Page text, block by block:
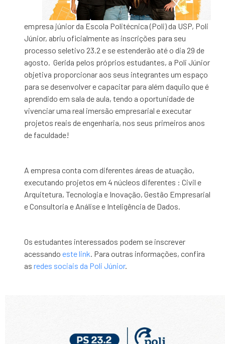
empresa júnior da Escola Politécnica (Poli) da USP, Poli
Júnior, abriu oficialmente as inscrições para seu
processo seletivo 23.2 e se estenderão até o dia 29 de
agosto. Gerida pelos próprios estudantes, a Poli Júnior
objetiva proporcionar aos seus integrantes um espaço
para se desenvolver e capacitar para além daquilo que é
aprendido em sala de aula, tendo a oportunidade de
vivenciar uma real imersão empresarial e executar
projetos reais de engenharia, nos seus primeiros anos
de faculdade!
A empresa conta com diferentes áreas de atuação,
executando projetos em 4 núcleos diferentes : Civil e
Arquitetura, Tecnologia e Inovação, Gestão Empresarial
e Consultoria e Análise e Inteligência de Dados.
Os estudantes interessados podem se inscrever
acessandoeste link. Para outras informações, confira
asredes sociais da Poli Júnior.